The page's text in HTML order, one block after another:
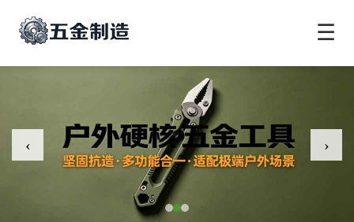
☰
‹ ›